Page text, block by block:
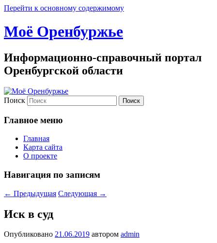
Перейти к основному содержимому
Моё Оренбуржье
Информационно-справочный портал
Оренбургской области
Поиск
Главное меню
Главная
Карта сайта
О проекте
Навигация по записям
← Предыдущая Следующая →
Иск в суд
Опубликовано 21.06.2019 автором admin